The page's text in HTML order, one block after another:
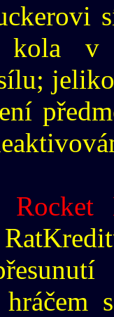
kola v
Rocket